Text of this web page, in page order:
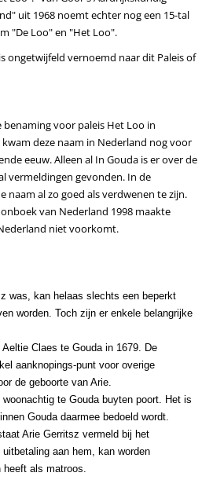
uit 1968 noemt echter nog een 15-tal
"De Loo" en "Het Loo".
ongetwijfeld vernoemd naar dit Paleis of
voor paleis Het Loo in
deze naam in Nederland nog voor
eeuw. Alleen al In Gouda is er over de
vermeldingen gevonden. In de
naam al zo goed als verdwenen te zijn.
van Nederland 1998 maakte
niet voorkomt.
was, kan helaas slechts een beperkt
worden. Toch zijn er enkele belangrijke
Claes te Gouda in 1679. De
aanknopings-punt voor overige
de geboorte van Arie.
te Gouda buyten poort. Het is
Gouda daarmee bedoeld wordt.
Arie Gerritsz vermeld bij het
aan hem, kan worden
heeft als matroos.